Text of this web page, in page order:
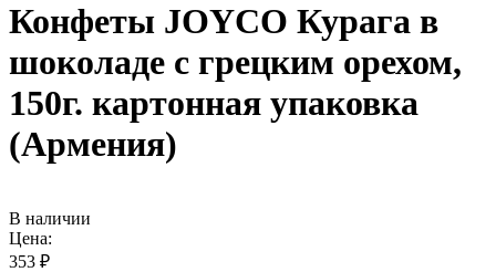
Конфеты JOYCO Курага в
шоколаде с грецким орехом,
150г. картонная упаковка
(Армения)
В наличии
Цена:
353 ₽